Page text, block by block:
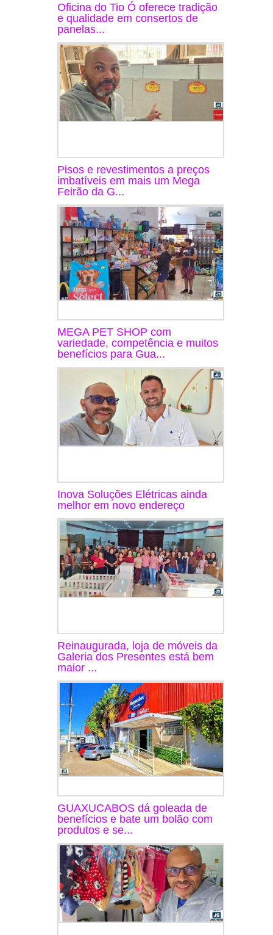
Oficina do Tio Ó oferece tradição
e qualidade em consertos de
panelas...
Pisos e revestimentos a preços
imbatíveis em mais um Mega
Feirão da G...
MEGA PET SHOP com
variedade, competência e muitos
benefícios para Gua...
Inova Soluções Elétricas ainda
melhor em novo endereço
Reinaugurada, loja de móveis da
Galeria dos Presentes está bem
maior ...
GUAXUCABOS dá goleada de
benefícios e bate um bolão com
produtos e se...